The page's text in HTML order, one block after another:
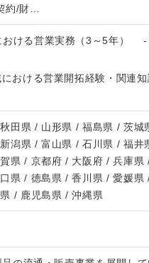
約/財…
おける営業実務（3～5年） -
おける営業開拓経験・関連
田県 / 山形県 / 福島県 / 茨城
潟県 / 富山県 / 石川県 / 福井
県 / 京都府 / 大阪府 / 兵庫県
県 / 徳島県 / 香川県 / 愛媛県
/ 鹿児島県 / 沖縄県